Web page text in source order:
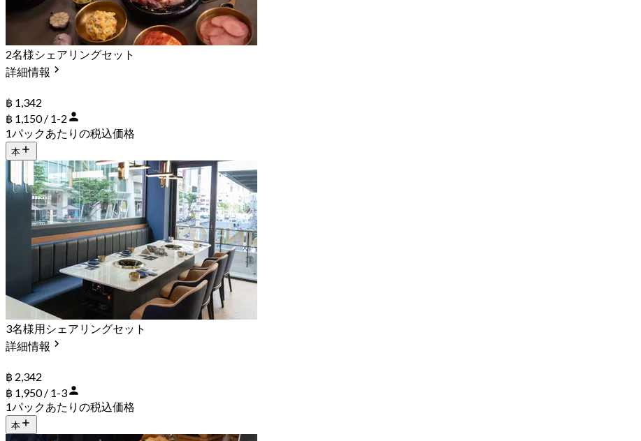
2名様シェアリングセット
詳細情報
฿ 1,342
฿ 1,150 / 1-2
1パックあたりの税込価格
本
3名様用シェアリングセット
詳細情報
฿ 2,342
฿ 1,950 / 1-3
1パックあたりの税込価格
本